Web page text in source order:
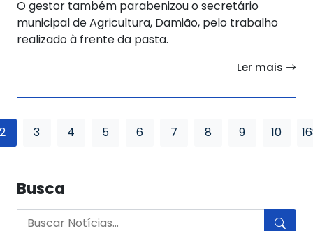
O gestor também parabenizou o secretário
municipal de Agricultura, Damião, pelo trabalho
realizado à frente da pasta.
Ler mais
2 3 4 5 6 7 8 9 10
Busca